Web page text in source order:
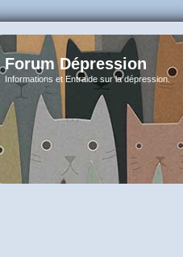
Forum Dépression
Informations et Entraide sur la dépression.